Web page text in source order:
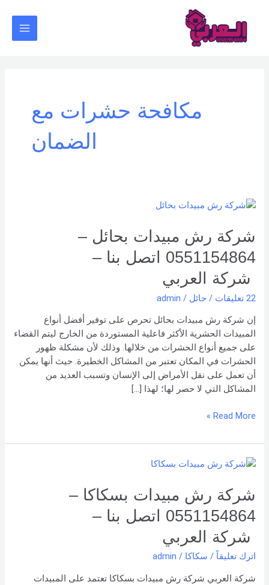
المحتوى
مكافحة حشرات مع
الضمان
شركة رش مبيدات بحائل –
0551154864 اتصل بنا –
شركة العربي
22 تعليقات / حائل /
admin
إن شركة رش مبيدات بحائل تحرص على توفير أفضل أنواع
المبيدات الحشرية الأكثر فاعلية المستوردة من الخارج ليتم القضاء
على جميع أنواع الحشرات من خلالها. وذلك لأن مشكلة ظهور
الحشرات في المكان تعتبر من المشاكل الخطيرة. حيث أنها يمكن
أن تعمل على نقل الأمراض إلى الإنسان وتسبب العديد من
المشاكل التي لا حصر لها؛ لهذا […]
شركة
مبيدات
بحائل
–
0551154864
اتصل
بنا –
شركة العربي
Read More »
شركة رش مبيدات بسكاكا –
0551154864 اتصل بنا –
شركة العربي
اترك تعليقاً / سكاكا /
admin
شركة العربي شركة رش مبيدات بسكاكا تعتمد على المبيدات
شركة
مبيدات
بسكاكا
–
0551154864
اتصل
بنا –
شركة العربي